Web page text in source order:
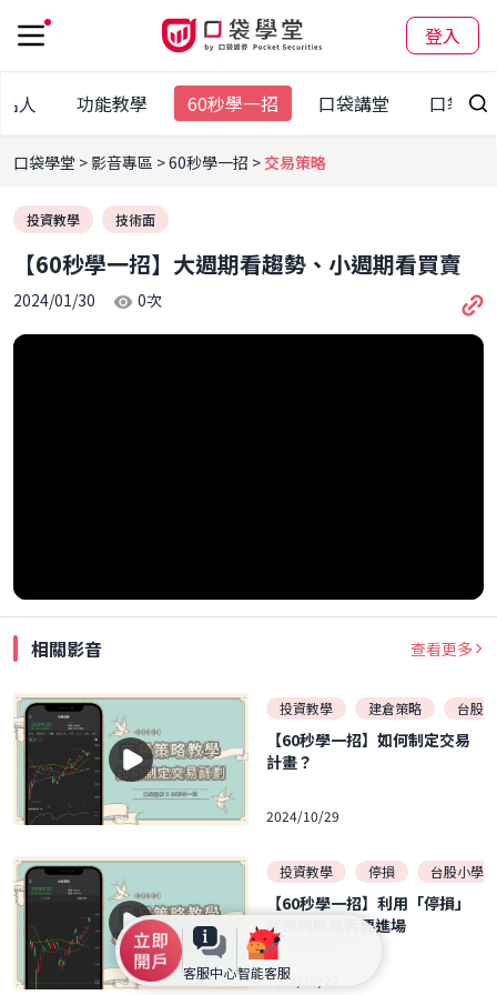
登入
客服中心智能客服
人 功能教學 60秒學一招 口袋講堂 口袋大
口袋學堂 影音專區 60秒學一招 交易策略
投資教學 技術面
【60秒學一招】大週期看趨勢、小週期看買賣
2024/01/30 0次
相關影音 查看更多
投資教學 建倉策略 台股
【60秒學一招】如何制定交易
計畫？
2024/10/29
投資教學 停損 台股小學堂
【60秒學一招】利用「停損」
狀態判斷是否要進場
2024/10/22